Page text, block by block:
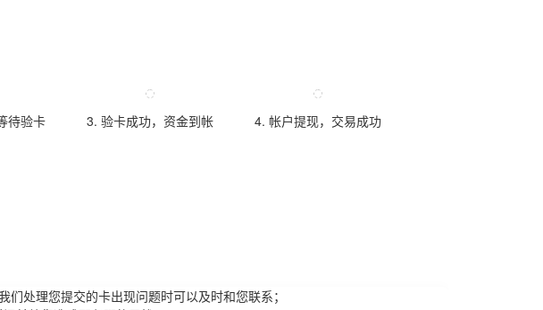
待验卡 3. 验卡成功，资金到帐 4. 帐户提现，交易成功
处理您提交的卡出现问题时可以及时和您联系；